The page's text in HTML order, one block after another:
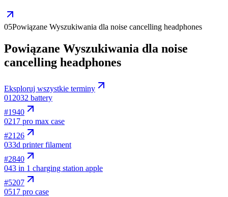
05Powiązane Wyszukiwania dla noise cancelling headphones
Powiązane Wyszukiwania dla noise
cancelling headphones
Eksploruj wszystkie terminy
012032 battery
#1940
0217 pro max case
#2126
033d printer filament
#2840
043 in 1 charging station apple
#5207
0517 pro case